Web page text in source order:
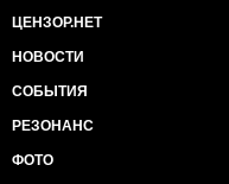
ЦЕНЗОР.НЕТ
НОВОСТИ
СОБЫТИЯ
РЕЗОНАНС
ФОТО